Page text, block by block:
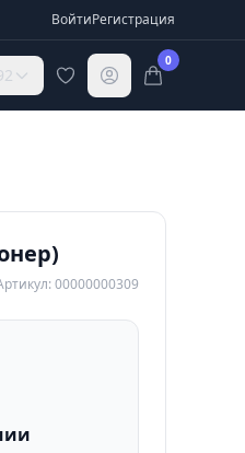
ВойтиРегистрация
0
00000000309